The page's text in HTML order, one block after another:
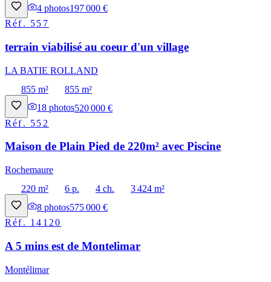
4 photos197 000 €
Réf. 557
terrain viabilisé au coeur d'un village
LA BATIE ROLLAND
855 m²
855 m²
18 photos520 000 €
Réf. 552
Maison de Plain Pied de 220m² avec Piscine
Rochemaure
220 m²
6 p. 4 ch.
3 424 m²
8 photos575 000 €
Réf. 14120
A 5 mins est de Montelimar
Montélimar